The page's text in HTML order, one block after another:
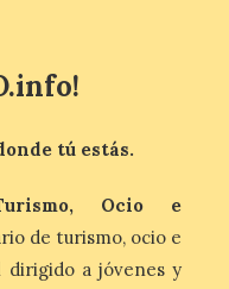
de
y
de
tú estás.
Ocio e
de turismo, ocio e
dirigido a jóvenes y